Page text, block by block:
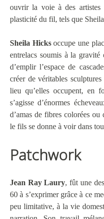
ouvrir la voie à des artistes
plasticité du fil, tels que
Sheila Hicksoccupe une
entrelacs soumis à la gravité
d’emplir l’espace de
créer de véritables
lieu qu’elles occupent, en
s’agisse d’énormes
d’amas de fibres colorées ou
le fils se donne à voir dans
Patchwork
Jean Ray Laury, fût une
60 à s’exprimer grâce à ce
peu limitative, à la vie